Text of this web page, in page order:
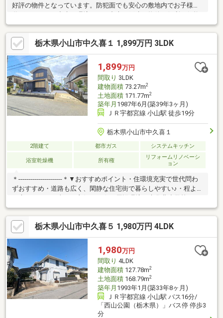
好評の物件となっています。防犯面でも安心の敷地内でお子様を
が魅力の1つです。対面式のオープンキッチンなのでご飯の支度も
ラクラクです。建物面積88.94平米の物件は住み心地が良いと評判
です。ゆとりのある快適なお住まいをお探しの場合は当社の4LDK
の物件はいかがでしょうか。
栃木県小山市中久喜１ 1,899万円 3LDK
1,899万円
間取り 3LDK
建物面積73.27m2
土地面積171.77m2
築年月 1987年6月(築39年3ヶ月)
ＪＲ宇都宮線 小山駅 徒歩19分
栃木県小山市中久喜１
2階建て 都市ガス システムキッチン
浴室乾燥機 所有権
リフォームリノベーシ
ョン
＊----------------------＊▼おすすめポイント・住環境充実で世代問わ
ずおすすめ・道路も広く、閑静な住宅街で暮らしやすい♪・程よい
徒歩約17分（約1300ｍ）・小山第三中学校まで徒歩約10分（約
750ｍ）・イオン小山店まで徒歩約10分（約750ｍ）・ローソン中
久喜5丁目店まで徒歩約6分（約450ｍ）＊---------------------＊▼本日
ご見学可能「今から見たい！」「お一人でも安心」お気軽にお問
い合わせ♪住宅ローンのご相談も随時お任せください！
栃木県小山市中久喜５ 1,980万円 4LDK
1,980万円
間取り 4LDK
建物面積127.78m2
土地面積168.79m2
築年月 1993年1月(築33年8ヶ月)
ＪＲ宇都宮線 小山駅 バス16分/
「西山公園（栃木県）」バス停 停歩3
分